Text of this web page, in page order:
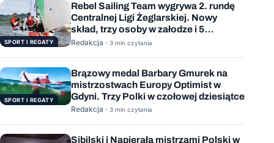
SPORT I REGATY
Rebel Sailing Team wygrywa 2. rundę
Centralnej Ligi Żeglarskiej. Nowy
skład, trzy osoby w załodze i 5
wygranych wyścigów
Redakcja · 3 min czytania
SPORT I REGATY
Brązowy medal Barbary Gmurek na
mistrzostwach Europy Optimist w
Gdyni. Trzy Polki w czołowej dziesiątce
Redakcja · 3 min czytania
Sibilski i Napierała mistrzami Polski w